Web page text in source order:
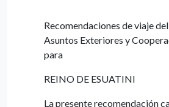
Recomendaciones de viaje
Asuntos Exteriores y
para
REINO DE ESUATINI
La presente recomendación